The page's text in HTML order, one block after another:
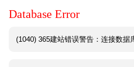
Database Error
(1040) 365建站错误警告：连接数据